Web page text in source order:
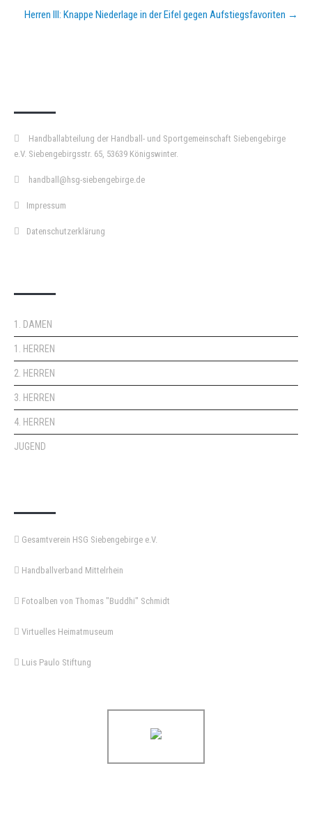
Herren III: Knappe Niederlage in der Eifel gegen Aufstiegsfavoriten →
Handballabteilung der Handball- und Sportgemeinschaft Siebengebirge
e.V. Siebengebirgsstr. 65, 53639 Königswinter.
handball@hsg-siebengebirge.de
Impressum
Datenschutzerklärung
1. DAMEN
1. HERREN
2. HERREN
3. HERREN
4. HERREN
JUGEND
Gesamtverein HSG Siebengebirge e.V.
Handballverband Mittelrhein
Fotoalben von Thomas "Buddhi" Schmidt
Virtuelles Heimatmuseum
Luis Paulo Stiftung